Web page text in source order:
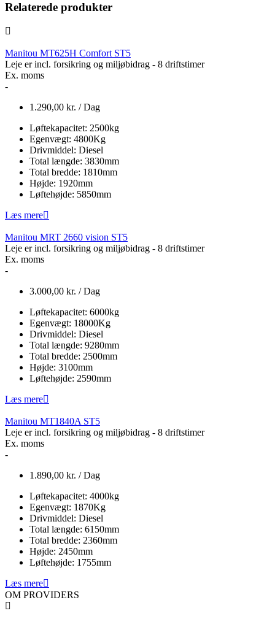
Relaterede produkter
Manitou MT625H Comfort ST5
Leje er incl. forsikring og miljøbidrag - 8 driftstimer
Ex. moms
-
1.290,00 kr. / Dag
Løftekapacitet: 2500kg
Egenvægt: 4800Kg
Drivmiddel: Diesel
Total længde: 3830mm
Total bredde: 1810mm
Højde: 1920mm
Løftehøjde: 5850mm
Læs mere
Manitou MRT 2660 vision ST5
Leje er incl. forsikring og miljøbidrag - 8 driftstimer
Ex. moms
-
3.000,00 kr. / Dag
Løftekapacitet: 6000kg
Egenvægt: 18000Kg
Drivmiddel: Diesel
Total længde: 9280mm
Total bredde: 2500mm
Højde: 3100mm
Løftehøjde: 2590mm
Læs mere
Manitou MT1840A ST5
Leje er incl. forsikring og miljøbidrag - 8 driftstimer
Ex. moms
-
1.890,00 kr. / Dag
Løftekapacitet: 4000kg
Egenvægt: 1870Kg
Drivmiddel: Diesel
Total længde: 6150mm
Total bredde: 2360mm
Højde: 2450mm
Løftehøjde: 1755mm
Læs mere
OM PROVIDERS